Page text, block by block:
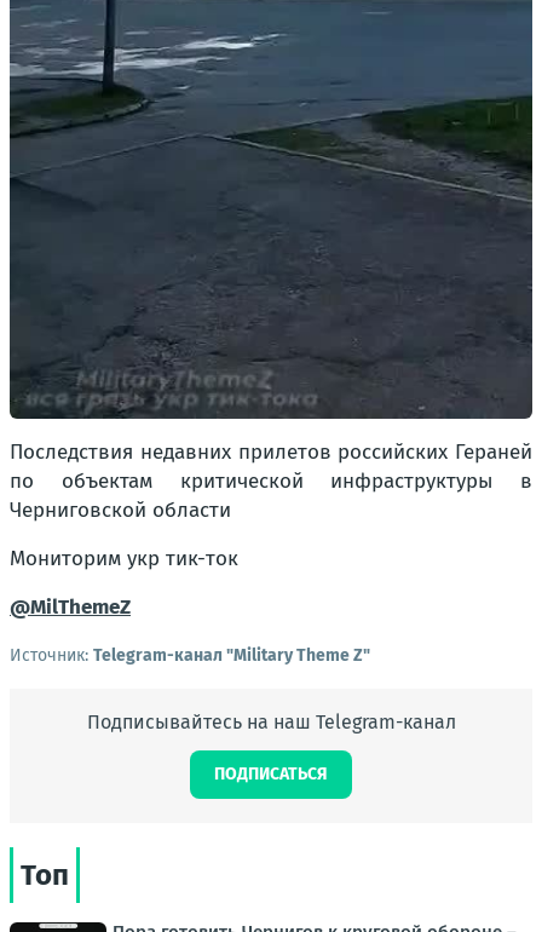
Последствия недавних прилетов российских Гераней
по объектам критической инфраструктуры в
Черниговской области
Мониторим укр тик-ток
@MilThemeZ
Источник: Telegram-канал "Military Theme Z"
Подписывайтесь на наш Telegram-канал
ПОДПИСАТЬСЯ
Топ